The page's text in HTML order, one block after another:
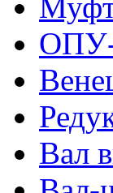
ОПУ-
Вал